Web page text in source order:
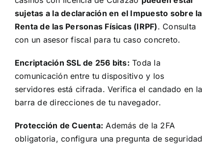
sujetas a la declaración en el Impuesto sobre la
Renta de las Personas Físicas (IRPF). Consulta
con un asesor fiscal para tu caso concreto.
Encriptación SSL de 256 bits: Toda la
comunicación entre tu dispositivo y los
servidores está cifrada. Verifica el candado en la
barra de direcciones de tu navegador.
Protección de Cuenta: Además de la 2FA
obligatoria, configura una pregunta de seguridad